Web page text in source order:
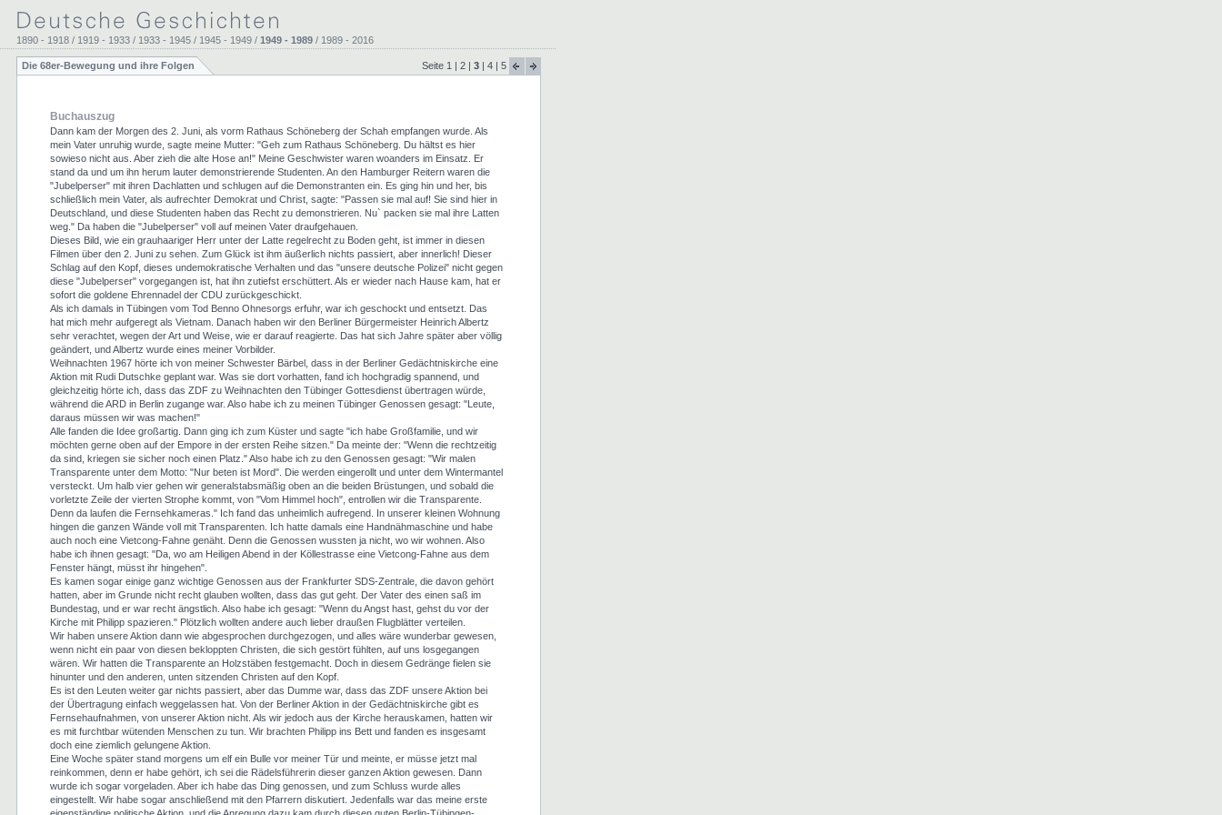
1890 - 1918 / 1919 - 1933 / 1933 - 1945 / 1945 - 1949 / 1949 - 1989 / 1989 - 2016
Die 68er-Bewegung und ihre Folgen Seite 1 | 2 | 3 | 4 | 5
Buchauszug
Dann kam der Morgen des 2. Juni, als vorm Rathaus Schöneberg der Schah empfangen wurde. Als
mein Vater unruhig wurde, sagte meine Mutter: "Geh zum Rathaus Schöneberg. Du hältst es hier
sowieso nicht aus. Aber zieh die alte Hose an!" Meine Geschwister waren woanders im Einsatz. Er
stand da und um ihn herum lauter demonstrierende Studenten. An den Hamburger Reitern waren die
"Jubelperser" mit ihren Dachlatten und schlugen auf die Demonstranten ein. Es ging hin und her, bis
schließlich mein Vater, als aufrechter Demokrat und Christ, sagte: "Passen sie mal auf! Sie sind hier in
Deutschland, und diese Studenten haben das Recht zu demonstrieren. Nu` packen sie mal ihre Latten
weg." Da haben die "Jubelperser" voll auf meinen Vater draufgehauen.
Dieses Bild, wie ein grauhaariger Herr unter der Latte regelrecht zu Boden geht, ist immer in diesen
Filmen über den 2. Juni zu sehen. Zum Glück ist ihm äußerlich nichts passiert, aber innerlich! Dieser
Schlag auf den Kopf, dieses undemokratische Verhalten und das "unsere deutsche Polizei" nicht gegen
diese "Jubelperser" vorgegangen ist, hat ihn zutiefst erschüttert. Als er wieder nach Hause kam, hat er
sofort die goldene Ehrennadel der CDU zurückgeschickt.
Als ich damals in Tübingen vom Tod Benno Ohnesorgs erfuhr, war ich geschockt und entsetzt. Das
hat mich mehr aufgeregt als Vietnam. Danach haben wir den Berliner Bürgermeister Heinrich Albertz
sehr verachtet, wegen der Art und Weise, wie er darauf reagierte. Das hat sich Jahre später aber völlig
geändert, und Albertz wurde eines meiner Vorbilder.
Weihnachten 1967 hörte ich von meiner Schwester Bärbel, dass in der Berliner Gedächtniskirche eine
Aktion mit Rudi Dutschke geplant war. Was sie dort vorhatten, fand ich hochgradig spannend, und
gleichzeitig hörte ich, dass das ZDF zu Weihnachten den Tübinger Gottesdienst übertragen würde,
während die ARD in Berlin zugange war. Also habe ich zu meinen Tübinger Genossen gesagt: "Leute,
daraus müssen wir was machen!"
Alle fanden die Idee großartig. Dann ging ich zum Küster und sagte "ich habe Großfamilie, und wir
möchten gerne oben auf der Empore in der ersten Reihe sitzen." Da meinte der: "Wenn die rechtzeitig
da sind, kriegen sie sicher noch einen Platz." Also habe ich zu den Genossen gesagt: "Wir malen
Transparente unter dem Motto: "Nur beten ist Mord". Die werden eingerollt und unter dem Wintermantel
versteckt. Um halb vier gehen wir generalstabsmäßig oben an die beiden Brüstungen, und sobald die
vorletzte Zeile der vierten Strophe kommt, von "Vom Himmel hoch", entrollen wir die Transparente.
Denn da laufen die Fernsehkameras." Ich fand das unheimlich aufregend. In unserer kleinen Wohnung
hingen die ganzen Wände voll mit Transparenten. Ich hatte damals eine Handnähmaschine und habe
auch noch eine Vietcong-Fahne genäht. Denn die Genossen wussten ja nicht, wo wir wohnen. Also
habe ich ihnen gesagt: "Da, wo am Heiligen Abend in der Köllestrasse eine Vietcong-Fahne aus dem
Fenster hängt, müsst ihr hingehen".
Es kamen sogar einige ganz wichtige Genossen aus der Frankfurter SDS-Zentrale, die davon gehört
hatten, aber im Grunde nicht recht glauben wollten, dass das gut geht. Der Vater des einen saß im
Bundestag, und er war recht ängstlich. Also habe ich gesagt: "Wenn du Angst hast, gehst du vor der
Kirche mit Philipp spazieren." Plötzlich wollten andere auch lieber draußen Flugblätter verteilen.
Wir haben unsere Aktion dann wie abgesprochen durchgezogen, und alles wäre wunderbar gewesen,
wenn nicht ein paar von diesen bekloppten Christen, die sich gestört fühlten, auf uns losgegangen
wären. Wir hatten die Transparente an Holzstäben festgemacht. Doch in diesem Gedränge fielen sie
hinunter und den anderen, unten sitzenden Christen auf den Kopf.
Es ist den Leuten weiter gar nichts passiert, aber das Dumme war, dass das ZDF unsere Aktion bei
der Übertragung einfach weggelassen hat. Von der Berliner Aktion in der Gedächtniskirche gibt es
Fernsehaufnahmen, von unserer Aktion nicht. Als wir jedoch aus der Kirche herauskamen, hatten wir
es mit furchtbar wütenden Menschen zu tun. Wir brachten Philipp ins Bett und fanden es insgesamt
doch eine ziemlich gelungene Aktion.
Eine Woche später stand morgens um elf ein Bulle vor meiner Tür und meinte, er müsse jetzt mal
reinkommen, denn er habe gehört, ich sei die Rädelsführerin dieser ganzen Aktion gewesen. Dann
wurde ich sogar vorgeladen. Aber ich habe das Ding genossen, und zum Schluss wurde alles
eingestellt. Wir habe sogar anschließend mit den Pfarrern diskutiert. Jedenfalls war das meine erste